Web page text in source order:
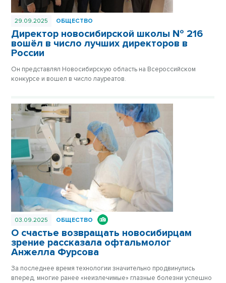
29.09.2025 ОБЩЕСТВО
Директор новосибирской школы № 216
вошёл в число лучших директоров в
России
Он представлял Новосибирскую область на Всероссийском
конкурсе и вошел в число лауреатов.
03.09.2025 ОБЩЕСТВО
О счастье возвращать новосибирцам
зрение рассказала офтальмолог
Анжелла Фурсова
За последнее время технологии значительно продвинулись
вперед, многие ранее «неизлечимые» глазные болезни успешно